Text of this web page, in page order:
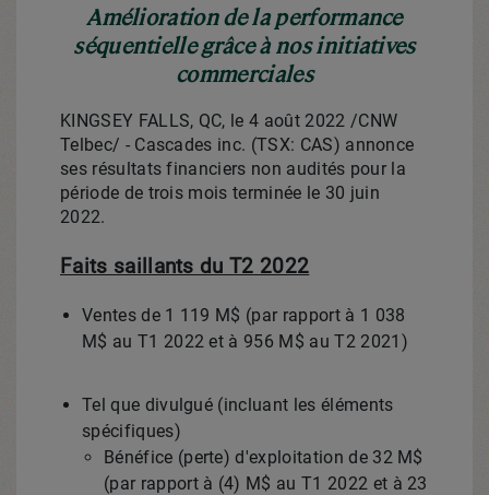
Amélioration de la performance
séquentielle grâce à nos initiatives
commerciales
KINGSEY FALLS, QC, le 4 août 2022 /CNW
Telbec/ - Cascades inc. (TSX: CAS) annonce
ses résultats financiers non audités pour la
période de trois mois terminée le 30 juin
2022.
Faits saillants du T2 2022
Ventes de 1 119 M$ (par rapport à 1 038
M$ au T1 2022 et à 956 M$ au T2 2021)
Tel que divulgué (incluant les éléments
spécifiques)
Bénéfice (perte) d'exploitation de 32 M$
(par rapport à (4) M$ au T1 2022 et à 23